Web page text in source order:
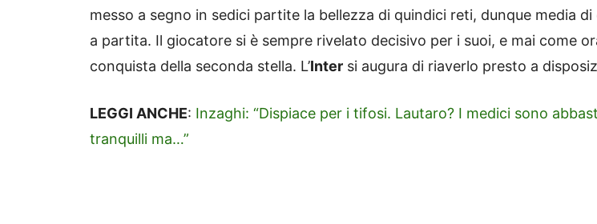
messo a segno in sedici partite la bellezza di quindici reti, dunque media di
a partita. Il giocatore si è sempre rivelato decisivo per i suoi, e mai come
conquista della seconda stella. L’Inter si augura di riaverlo presto a
LEGGI ANCHE: Inzaghi: “Dispiace per i tifosi. Lautaro? I medici sono
tranquilli ma…”